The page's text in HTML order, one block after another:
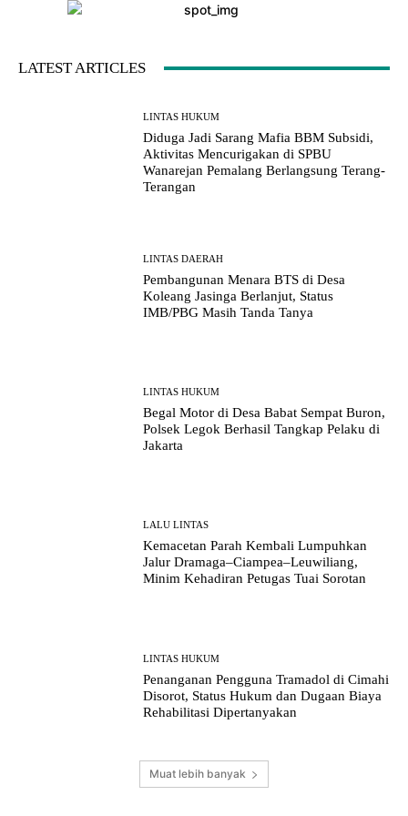
LATEST ARTICLES
LINTAS HUKUM
Diduga Jadi Sarang Mafia BBM Subsidi,
Aktivitas Mencurigakan di SPBU
Wanarejan Pemalang Berlangsung Terang-
Terangan
LINTAS DAERAH
Pembangunan Menara BTS di Desa
Koleang Jasinga Berlanjut, Status
IMB/PBG Masih Tanda Tanya
LINTAS HUKUM
Begal Motor di Desa Babat Sempat Buron,
Polsek Legok Berhasil Tangkap Pelaku di
Jakarta
LALU LINTAS
Kemacetan Parah Kembali Lumpuhkan
Jalur Dramaga–Ciampea–Leuwiliang,
Minim Kehadiran Petugas Tuai Sorotan
LINTAS HUKUM
Penanganan Pengguna Tramadol di Cimahi
Disorot, Status Hukum dan Dugaan Biaya
Rehabilitasi Dipertanyakan
Muat lebih banyak